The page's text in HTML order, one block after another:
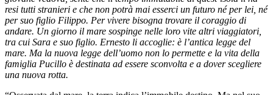
resi tutti stranieri e che non potrà mai esserci un futuro né per lei, né
per suo figlio Filippo. Per vivere bisogna trovare il coraggio di
andare. Un giorno il mare sospinge nelle loro vite altri viaggiatori,
tra cui Sara e suo figlio. Ernesto li accoglie: è l’antica legge del
mare. Ma la nuova legge dell’uomo non lo permette e la vita della
famiglia Pucillo è destinata ad essere sconvolta e a dover scegliere
una nuova rotta.